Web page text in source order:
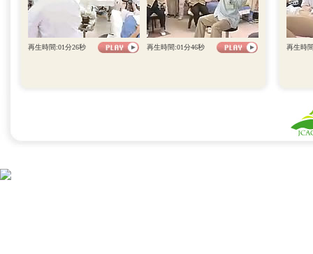
再生時間:01分26秒 再生時間:01分46秒 再生時